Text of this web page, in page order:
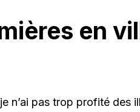
en
n’ai pas trop profité des